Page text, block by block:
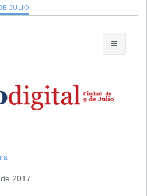
JULIO
2017